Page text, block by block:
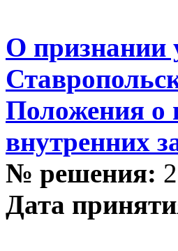
О признании
Положения о
внутренних
№ решения:
Дата